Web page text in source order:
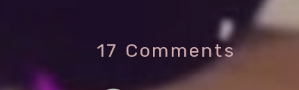
17 Comments